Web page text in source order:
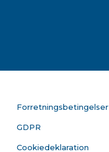
Forretningsbetingelser
GDPR
Cookiedeklaration